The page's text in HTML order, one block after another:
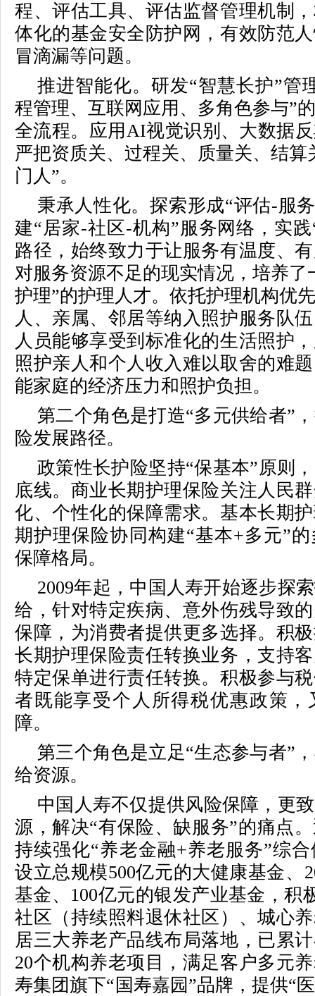
程、评估工具、评估监督管理机制
体化的基金安全防护网，有效防范
冒滴漏等问题。
推进智能化。研发“智慧长护”管
程管理、互联网应用、多角色参与”
全流程。应用AI视觉识别、大数据
严把资质关、过程关、质量关、结算
门人”。
秉承人性化。探索形成“评估-服
建“居家-社区-机构”服务网络，实
路径，始终致力于让服务有温度、
对服务资源不足的现实情况，培养了
护理”的护理人才。依托护理机构优
人、亲属、邻居等纳入照护服务队
人员能够享受到标准化的生活照护
照护亲人和个人收入难以取舍的难
能家庭的经济压力和照护负担。
第二个角色是打造“多元供给者”
险发展路径。
政策性长护险坚持“保基本”原则
底线。商业长期护理保险关注人民
化、个性化的保障需求。基本长期
期护理保险协同构建“基本+多元”
保障格局。
2009年起，中国人寿开始逐步探
给，针对特定疾病、意外伤残导致
保障，为消费者提供更多选择。积
长期护理保险责任转换业务，支持
特定保单进行责任转换。积极参与
者既能享受个人所得税优惠政策，
障。
第三个角色是立足“生态参与者”
给资源。
中国人寿不仅提供风险保障，更
源，解决“有保险、缺服务”的痛点
持续强化“养老金融+养老服务”综
设立总规模500亿元的大健康基金、
基金、100亿元的银发产业基金，积
社区（持续照料退休社区）、城心
居三大养老产品线布局落地，已累
20个机构养老项目，满足客户多元
寿集团旗下“国寿嘉园”品牌，提供“